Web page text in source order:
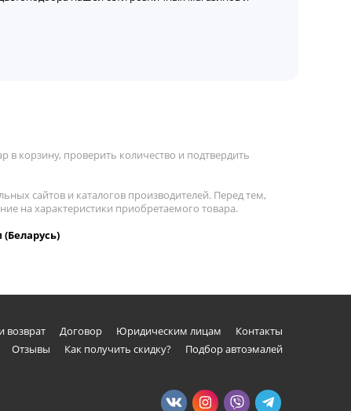
в корзину, проверить количество и подтвердить
сайтов и каталогов производителей. Перед тем,
на характеристики приобретаемого товара.
(Беларусь)
возврат Договор Юридическим лицам
Контакты
Отзывы Как получить скидку? Подбор автоэмалей